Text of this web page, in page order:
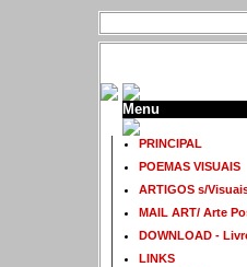
Menu
PRINCIPAL
POEMAS VISUAIS
ARTIGOS s/
MAIL ART/ Arte
DOWNLOAD -
LINKS